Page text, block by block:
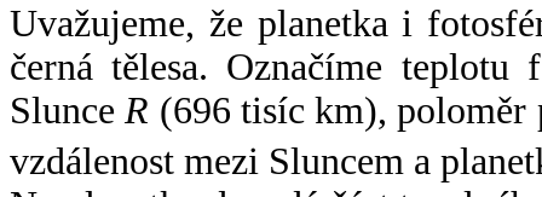
Uvažujeme, že planetka i
černá tělesa. Označíme
SlunceR (696 tisíc km),
vzdálenost mezi Sluncem a